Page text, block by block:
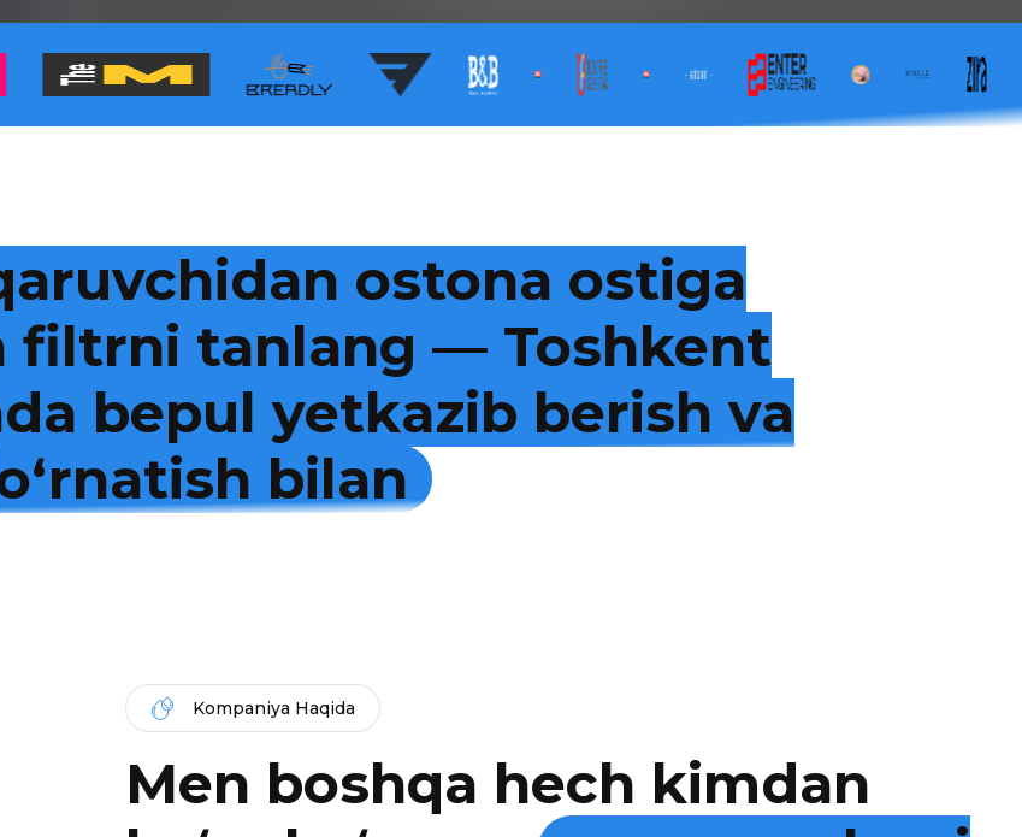
ostona ostiga
filtrni tanlang — Toshkent
bepul yetkazib berish va
bilan
Kompaniya Haqida
Men boshqa hech kimdan